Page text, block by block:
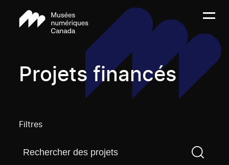
Projets financés
Filtres
Trouvez un projetVous devez saisir un terme de